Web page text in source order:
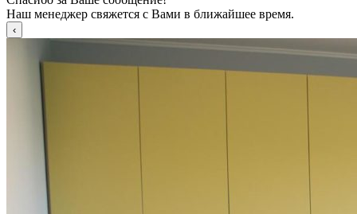
Наш менеджер свяжется с Вами в ближайшее время.